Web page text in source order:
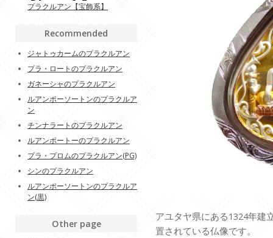
アユタヤ県にある1324年建
置されている仏像です。
プラクルアン【宝飾系】
Recommended
ジャトゥカームのプラクルアン
プラ・ロートのプラクルアン
ガネーシャのプラクルアン
ルアンポーソートンのプラクルア
ン
チンナラートのプラクルアン
ルアンポートーのプラクルアン
プラ・プロムのプラクルアン(PG)
シンのプラクルアン
ルアンポーソートンのプラクルア
ン(黒)
Other page